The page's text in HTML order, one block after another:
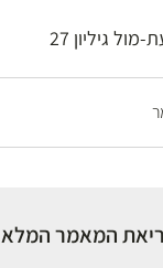
גיליון 27
המאמר המלא